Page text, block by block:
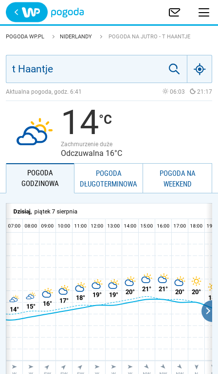
Trwa ładowanie
POLSKA
JAKOŚĆ POWIETRZA
POGODA WP.PL NIDERLANDY POGODA NA JUTRO - T HAANTJE
Aktualna pogoda, godz. 6:41 06:03 21:17
14
Zachmurzenie duże
Odczuwalna 16°C
POGODA
GODZINOWA
POGODA
DŁUGOTERMINOWA
POGODA NA
WEEKEND